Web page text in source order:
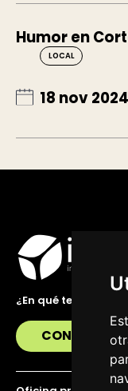
Humor en
LOCAL
18 nov 2024
¿En qué te